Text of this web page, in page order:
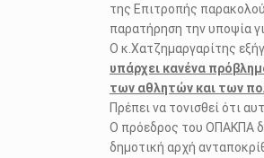
της Επιτροπής
παρατήρηση την υποψία
Ο κ.Χατζημαργαρίτης
υπάρχει κανένα
των αθλητών και των
Πρέπει να τονισθεί ότι
Ο πρόεδρος του ΟΠΑΚΠΑ
δημοτική αρχή